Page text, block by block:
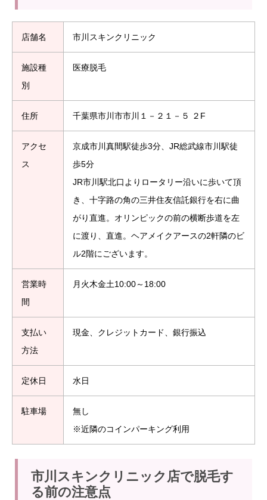
店舗名 市川スキンクリニック
施設種
別
医療脱毛
住所 千葉県市川市市川１－２１－５ ２F
アクセ
ス
京成市川真間駅徒歩3分、JR総武線市川駅徒
歩5分
JR市川駅北口よりロータリー沿いに歩いて頂
き、十字路の角の三井住友信託銀行を右に曲
がり直進。オリンピックの前の横断歩道を左
に渡り、直進。ヘアメイクアースの2軒隣のビ
ル2階にございます。
営業時
間
月火木金土10:00～18:00
支払い
方法
現金、クレジットカード、銀行振込
定休日 水日
駐車場
無し
※近隣のコインパーキング利用
市川スキンクリニック店で脱毛す
る前の注意点